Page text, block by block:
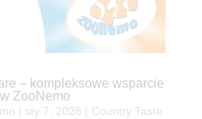
– kompleksowe wsparcie
ZooNemo
sty 7, 2026 Country Taste